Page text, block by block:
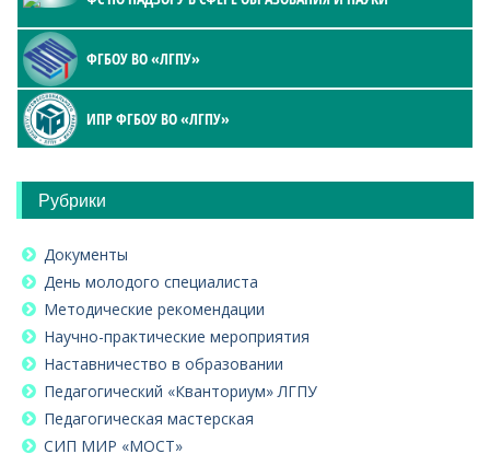
ФГБОУ ВО «ЛГПУ»
ИПР ФГБОУ ВО «ЛГПУ»
Рубрики
Документы
День молодого специалиста
Методические рекомендации
Научно-практические мероприятия
Наставничество в образовании
Педагогический «Кванториум» ЛГПУ
Педагогическая мастерская
СИП МИР «МОСТ»